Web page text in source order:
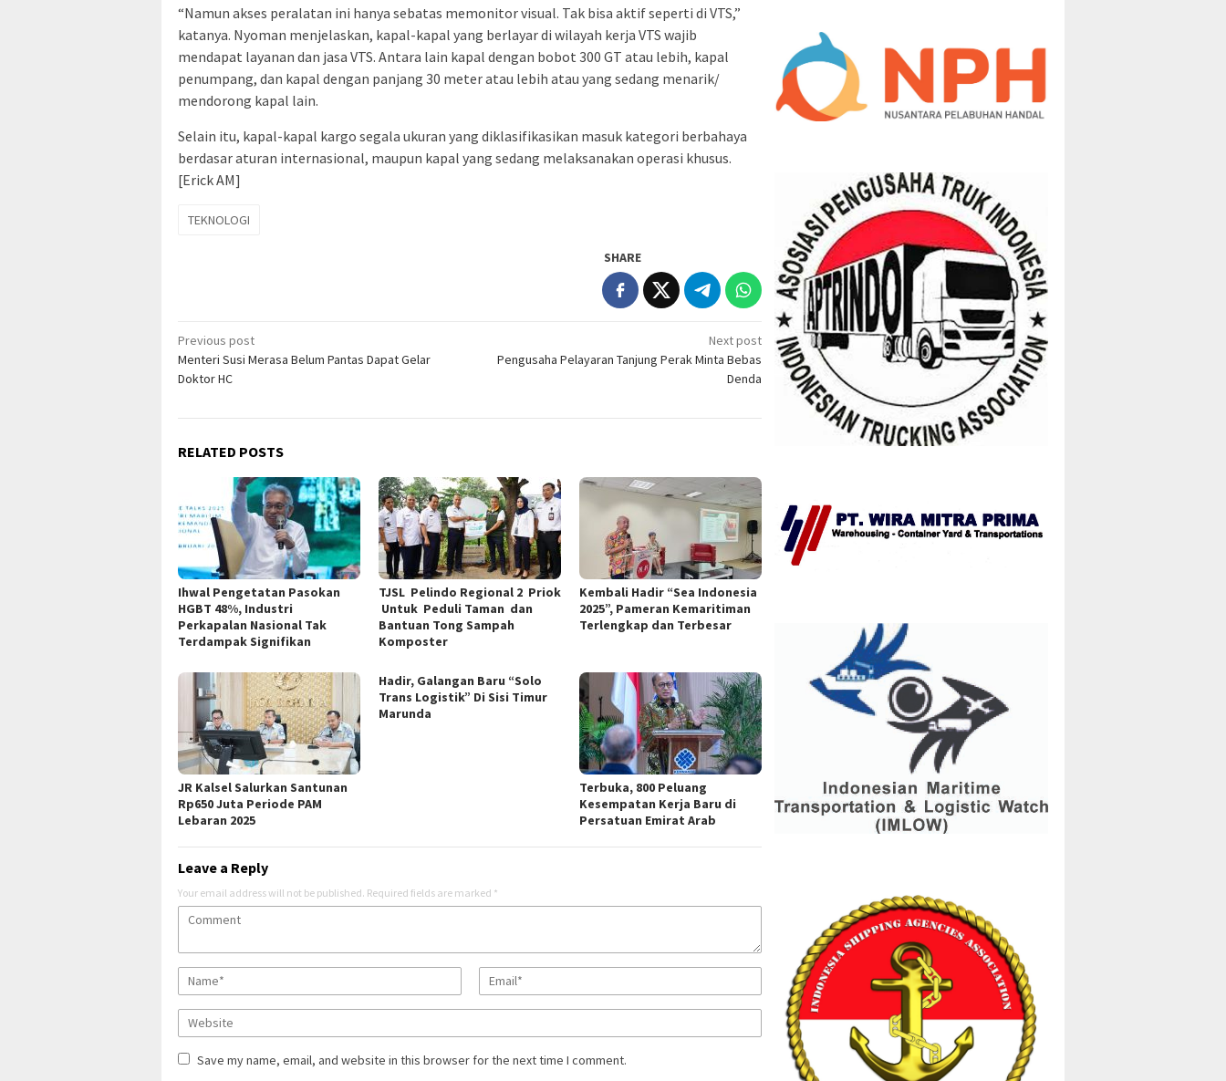
“Namun akses peralatan ini hanya sebatas memonitor visual. Tak bisa aktif seperti di VTS,”
katanya. Nyoman menjelaskan, kapal-kapal yang berlayar di wilayah kerja VTS wajib
mendapat layanan dan jasa VTS. Antara lain kapal dengan bobot 300 GT atau lebih, kapal
penumpang, dan kapal dengan panjang 30 meter atau lebih atau yang sedang menarik/
mendorong kapal lain.
Selain itu, kapal-kapal kargo segala ukuran yang diklasifikasikan masuk kategori berbahaya
berdasar aturan internasional, maupun kapal yang sedang melaksanakan operasi khusus.
[Erick AM]
TEKNOLOGI
SHARE
Post
navigation
Previous post
Menteri Susi Merasa Belum Pantas Dapat Gelar
Doktor HC
Next post
Pengusaha Pelayaran Tanjung Perak Minta Bebas
Denda
RELATED POSTS
Ihwal Pengetatan Pasokan
HGBT 48%, Industri
Perkapalan Nasional Tak
Terdampak Signifikan
TJSL Pelindo Regional 2 Priok
Untuk Peduli Taman dan
Bantuan Tong Sampah
Komposter
Kembali Hadir “Sea Indonesia
2025”, Pameran Kemaritiman
Terlengkap dan Terbesar
JR Kalsel Salurkan Santunan
Rp650 Juta Periode PAM
Lebaran 2025
Hadir, Galangan Baru “Solo
Trans Logistik” Di Sisi Timur
Marunda
Terbuka, 800 Peluang
Kesempatan Kerja Baru di
Persatuan Emirat Arab
Leave a Reply
Your email address will not be published. Required fields are marked *
Save my name, email, and website in this browser for the next time I comment.